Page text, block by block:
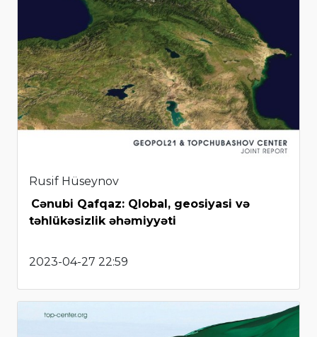
Rusif Hüseynov
Cənubi Qafqaz: Qlobal, geosiyasi və
təhlükəsizlik əhəmiyyəti
2023-04-27 22:59